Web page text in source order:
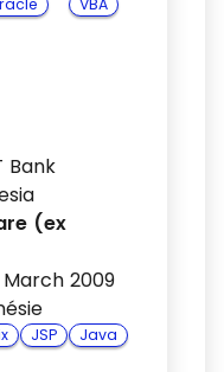
VBA
Bank
(ex
2009
JSP
Java